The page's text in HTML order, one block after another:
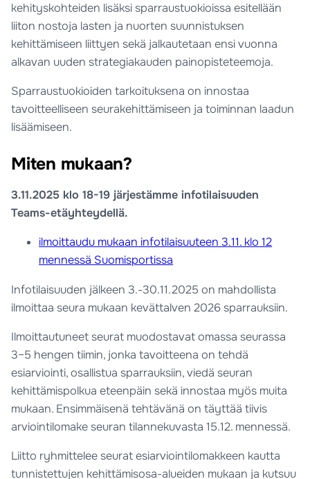
kehityskohteiden lisäksi sparraustuokioissa esitellään
liiton nostoja lasten ja nuorten suunnistuksen
kehittämiseen liittyen sekä jalkautetaan ensi vuonna
alkavan uuden strategiakauden painopisteteemoja.
Sparraustuokioiden tarkoituksena on innostaa
tavoitteelliseen seurakehittämiseen ja toiminnan laadun
lisäämiseen.
Miten mukaan?
3.11.2025 klo 18-19 järjestämme infotilaisuuden
Teams-etäyhteydellä.
ilmoittaudu mukaan infotilaisuuteen 3.11. klo 12
mennessä Suomisportissa
Infotilaisuuden jälkeen 3.-30.11.2025 on mahdollista
ilmoittaa seura mukaan kevättalven 2026 sparrauksiin.
Ilmoittautuneet seurat muodostavat omassa seurassa
3–5 hengen tiimin, jonka tavoitteena on tehdä
esiarviointi, osallistua sparrauksiin, viedä seuran
kehittämispolkua eteenpäin sekä innostaa myös muita
mukaan. Ensimmäisenä tehtävänä on täyttää tiivis
arviointilomake seuran tilannekuvasta 15.12. mennessä.
Liitto ryhmittelee seurat esiarviointilomakkeen kautta
tunnistettujen kehittämisosa-alueiden mukaan ja kutsuu